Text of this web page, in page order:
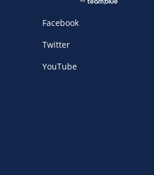
Facebook
Twitter
YouTube